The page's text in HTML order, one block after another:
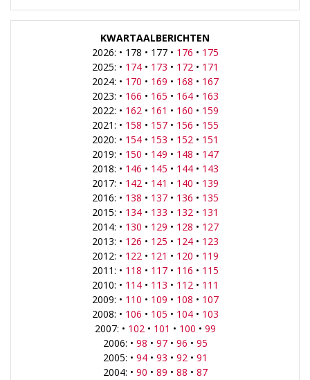
KWARTAALBERICHTEN
2026: • 178 • 177 • 176 • 175
2025: • 174• 173 • 172• 171
2024: • 170 • 169 • 168 • 167
2023: • 166 • 165 • 164• 163
2022: • 162• 161 • 160 • 159
2021: • 158 • 157• 156 • 155
2020: • 154• 153 • 152• 151
2019: • 150 • 149 • 148 • 147
2018: • 146 • 145 • 144• 143
2017: • 142• 141 • 140 • 139
2016: • 138 • 137• 136 • 135
2015: • 134• 133 • 132• 131
2014: • 130 • 129 • 128 • 127
2013: • 126 • 125 • 124• 123
2012: • 122• 121 • 120 • 119
2011: • 118 • 117• 116 • 115
2010: • 114• 113 • 112• 111
2009: • 110 • 109 • 108 • 107
2008: • 106 • 105 • 104• 103
2007: • 102• 101 • 100 • 99
2006: • 98 • 97• 96 • 95
2005: • 94• 93 • 92• 91
2004: • 90 • 89 • 88 • 87